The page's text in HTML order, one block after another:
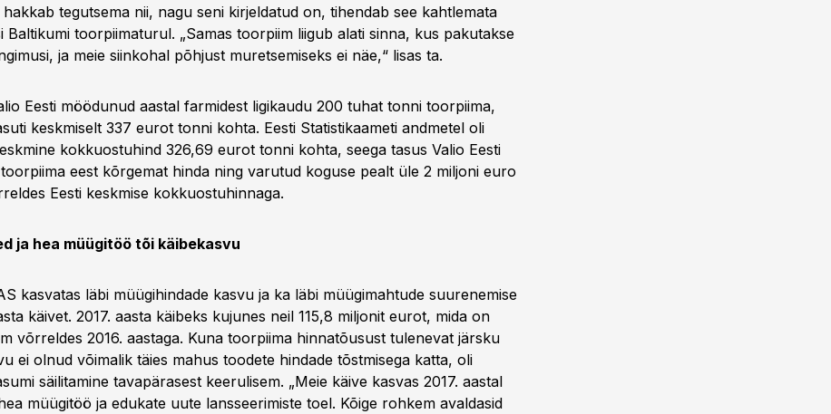
hakkab tegutsema nii, nagu seni kirjeldatud on, tihendab see kahtlemata
Baltikumi toorpiimaturul. „Samas toorpiim liigub alati sinna, kus pakutakse
ja meie siinkohal põhjust muretsemiseks ei näe,“ lisas ta.
Eesti möödunud aastal farmidest ligikaudu 200 tuhat tonni toorpiima,
keskmiselt 337 eurot tonni kohta. Eesti Statistikaameti andmetel oli
kokkuostuhind 326,69 eurot tonni kohta, seega tasus Valio Eesti
eest kõrgemat hinda ning varutud koguse pealt üle 2 miljoni euro
Eesti keskmise kokkuostuhinnaga.
ja hea müügitöö tõi käibekasvu
kasvatas läbi müügihindade kasvu ja ka läbi müügimahtude suurenemise
käivet. 2017. aasta käibeks kujunes neil 115,8 miljonit eurot, mida on
võrreldes 2016. aastaga. Kuna toorpiima hinnatõusust tulenevat järsku
ei olnud võimalik täies mahus toodete hindade tõstmisega katta, oli
säilitamine tavapärasest keerulisem. „Meie käive kasvas 2017. aastal
müügitöö ja edukate uute lansseerimiste toel. Kõige rohkem avaldasid